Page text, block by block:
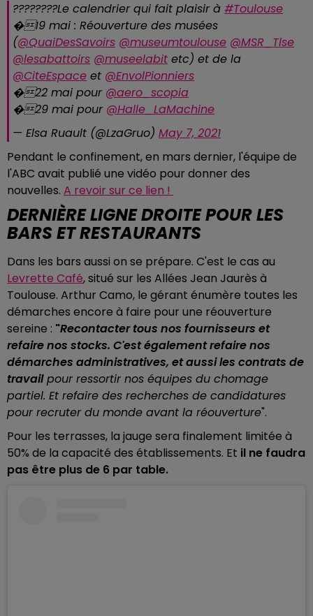
????????Le calendrier qui fait plaisir à #Toulouse
�19 mai : Réouverture des musées
(@QuaiDesSavoirs @museumtoulouse @MSR_Tlse
@lesabattoirs @museelabit etc) et de la
@CiteEspace et @EnvolPionniers
�22 mai pour @aero_scopia
�29 mai pour @Halle_LaMachine
— Elsa Ruault (@LzaGruo) May 7, 2021
Pendant le confinement, en mars dernier, l'équipe de
l'ABC avait publié une vidéo pour donner des
nouvelles. A revoir sur ce lien !
DERNIÈRE LIGNE DROITE POUR LES
BARS ET RESTAURANTS
Dans les bars aussi on se prépare. C'est le cas au
Levrette Café, situé sur les Allées Jean Jaurès à
Toulouse. Arthur Camo, le gérant énumère toutes les
démarches encore à faire pour une réouverture
sereine : "Recontacter tous nos fournisseurs et
refaire nos stocks. C'est également refaire nos
démarches administratives, et aussi les contrats de
travailpour ressortir nos équipes du chomage
partiel. Et refaire des recherches de candidatures
pour recruter du monde avant la réouverture".
Pour les terrasses, la jauge sera finalement limitée à
50% de la capacité des établissements. Et il ne faudra
pas être plus de 6 par table.